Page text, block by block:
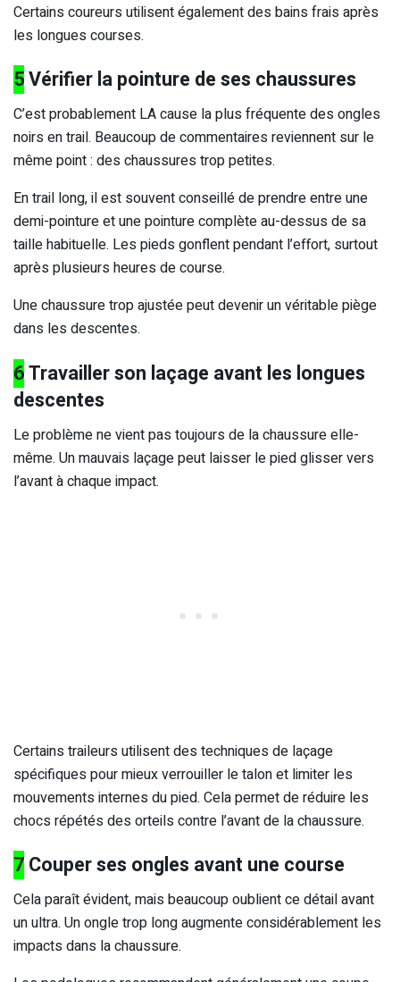
Certains coureurs utilisent également des bains frais après
les longues courses.
5Vérifier la pointure de ses chaussures
C’est probablement LA cause la plus fréquente des ongles
noirs en trail. Beaucoup de commentaires reviennent sur le
même point : des chaussures trop petites.
En trail long, il est souvent conseillé de prendre entre une
demi-pointure et une pointure complète au-dessus de sa
taille habituelle. Les pieds gonflent pendant l’effort, surtout
après plusieurs heures de course.
Une chaussure trop ajustée peut devenir un véritable piège
dans les descentes.
6Travailler son laçage avant les longues
descentes
Le problème ne vient pas toujours de la chaussure elle-
même. Un mauvais laçage peut laisser le pied glisser vers
l’avant à chaque impact.
Certains traileurs utilisent des techniques de laçage
spécifiques pour mieux verrouiller le talon et limiter les
mouvements internes du pied. Cela permet de réduire les
chocs répétés des orteils contre l’avant de la chaussure.
7Couper ses ongles avant une course
Cela paraît évident, mais beaucoup oublient ce détail avant
un ultra. Un ongle trop long augmente considérablement les
impacts dans la chaussure.